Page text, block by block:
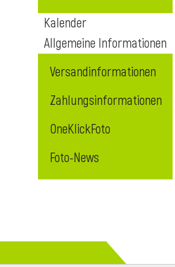
Kalender
Allgemeine Informationen
Versandinformationen
Zahlungsinformationen
OneKlickFoto
Foto-News